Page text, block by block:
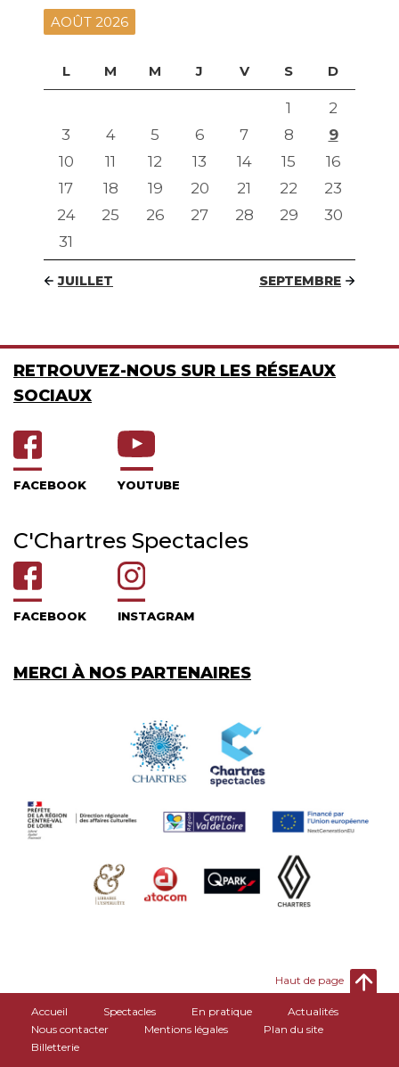
AOÛT 2026
L M M J V S D
1
2
3
4 5 6 7 8
9
10
11 12 13 14 15
16
17
18 19 20 21 22
23
24
25 26 27 28 29
30
31
JUILLET SEPTEMBRE
RETROUVEZ-NOUS SUR LES RÉSEAUX
SOCIAUX
FACEBOOK YOUTUBE
C'Chartres Spectacles
FACEBOOK INSTAGRAM
MERCI À NOS PARTENAIRES
Accueil Spectacles En pratique
Actualités
Nous contacter
Mentions légales
Plan du site
Billetterie
Haut de page